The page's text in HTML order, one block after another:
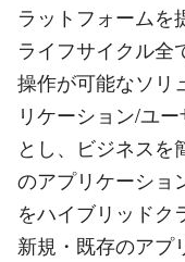
ラットフォームを
ライフサイクル全
操作が可能なソリ
リケーション/ユ
とし、ビジネスを
のアプリケーショ
をハイブリッドク
新規・既存のアプ